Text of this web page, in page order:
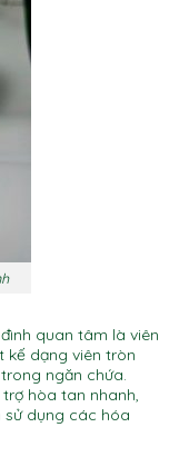
quan tâm là viên
kế dạng viên tròn
ngăn chứa.
hòa tan nhanh,
sử dụng các hóa